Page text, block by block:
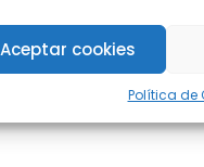
Aceptar cookies
Política de